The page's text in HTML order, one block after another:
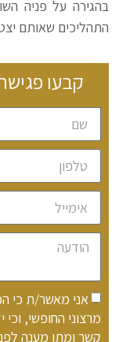
בהגירה על פניה
התהליכים שאותם
קבעו
אני מאשר/ת כי
מרצוני החופשי,
קשר ומתן מענה